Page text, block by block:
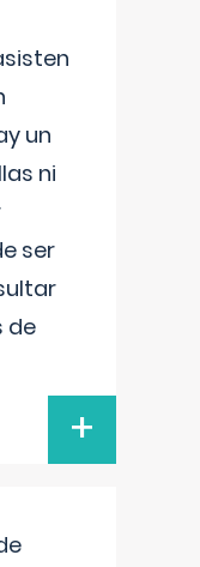
un
ni
ser
de
+